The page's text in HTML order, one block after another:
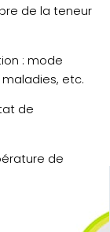
de la teneur
: mode
etc.
de
de